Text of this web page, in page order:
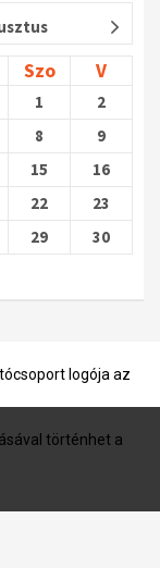
Szo V
1
2
8
9
15
16
22
23
29
30
logója az
történhet a